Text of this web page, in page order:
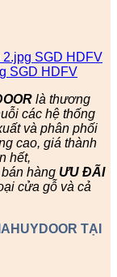
là thương
các hệ thống
và phân phối
cao, giá thành
hết,
hàng ƯU ĐÃI
cửa gỗ và cả
TẠI